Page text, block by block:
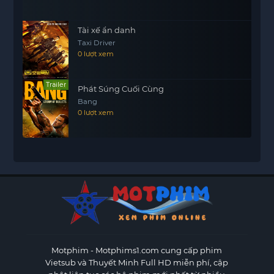
Tài xế ẩn danh
Taxi Driver
0 lượt xem
Trailer Phát Súng Cuối Cùng
Bang
0 lượt xem
Motphim - Motphims1.com cung cấp phim
Vietsub và Thuyết Minh Full HD miễn phí, cập